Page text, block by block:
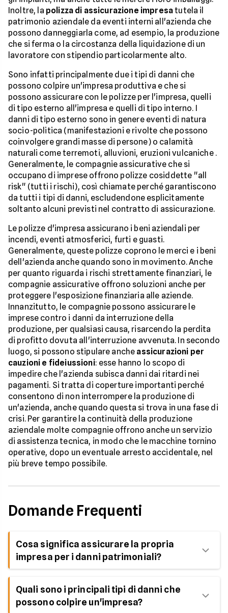
Inoltre, la polizza di assicurazione impresatutela il
patrimonio aziendale da eventi interni all'azienda che
possono danneggiarla come, ad esempio, la produzione
che si ferma o la circostanza della liquidazione di un
lavoratore con stipendio particolarmente alto.
Sono infatti principalmente due i tipi di danni che
possono colpire un'impresa produttiva e che si
possono assicurare con le polizze per l'impresa, quelli
di tipo esterno all'impresa e quelli di tipo interno. I
danni di tipo esterno sono in genere eventi di natura
socio-politica (manifestazioni e rivolte che possono
coinvolgere grandi masse di persone) o calamità
naturali come terremoti, alluvioni, eruzioni vulcaniche .
Generalmente, le compagnie assicurative che si
occupano di imprese offrono polizze cosiddette "all
risk" (tutti i rischi), così chiamate perché garantiscono
da tutti i tipi di danni, escludendone esplicitamente
soltanto alcuni previsti nel contratto di assicurazione.
Le polizze d'impresa assicurano i beni aziendali per
incendi, eventi atmosferici, furti e guasti.
Generalmente, queste polizze coprono le merci e i beni
dell'azienda anche quando sono in movimento. Anche
per quanto riguarda i rischi strettamente finanziari, le
compagnie assicurative offrono soluzioni anche per
proteggere l'esposizione finanziaria alle aziende.
Innanzitutto, le compagnie possono assicurare le
imprese contro i danni da interruzione della
produzione, per qualsiasi causa, risarcendo la perdita
di profitto dovuta all'interruzione avvenuta. In secondo
luogo, si possono stipulare anche assicurazioni per
cauzioni e fideiussioni: esse hanno lo scopo di
impedire che l'azienda subisca danni dai ritardi nei
pagamenti. Si tratta di coperture importanti perché
consentono di non interrompere la produzione di
un'azienda, anche quando questa si trova in una fase di
crisi. Per garantire la continuità della produzione
aziendale molte compagnie offrono anche un servizio
di assistenza tecnica, in modo che le macchine tornino
operative, dopo un eventuale arresto accidentale, nel
più breve tempo possibile.
Domande Frequenti
Cosa significa assicurare la propria
impresa per i danni patrimoniali?
sinistri che potrebbero danneggiarla o
interromperla, garantendo sia le persone che
Quali sono i principali tipi di danni che
possono colpire un'impresa?